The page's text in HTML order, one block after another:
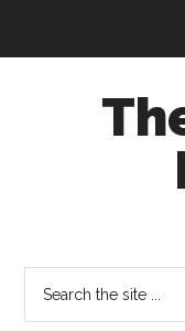
Socio-
Cultural
Studies